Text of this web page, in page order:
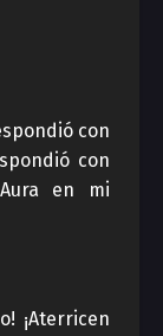
con
con
en mi
¡Aterricen